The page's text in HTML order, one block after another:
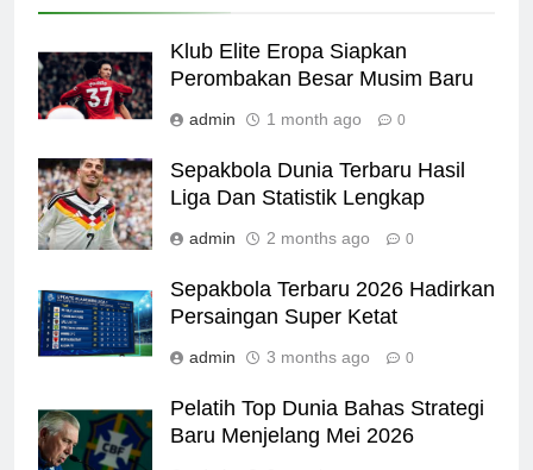
Klub Elite Eropa Siapkan
Perombakan Besar Musim Baru
admin 1 month ago 0
Sepakbola Dunia Terbaru Hasil
Liga Dan Statistik Lengkap
admin 2 months ago 0
Sepakbola Terbaru 2026 Hadirkan
Persaingan Super Ketat
admin 3 months ago 0
Pelatih Top Dunia Bahas Strategi
Baru Menjelang Mei 2026